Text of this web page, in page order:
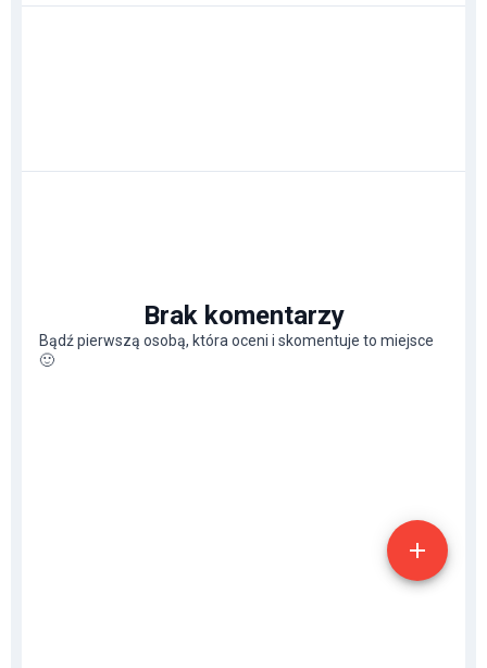
Brak komentarzy
Bądź pierwszą osobą, która oceni i skomentuje to miejsce
🙂